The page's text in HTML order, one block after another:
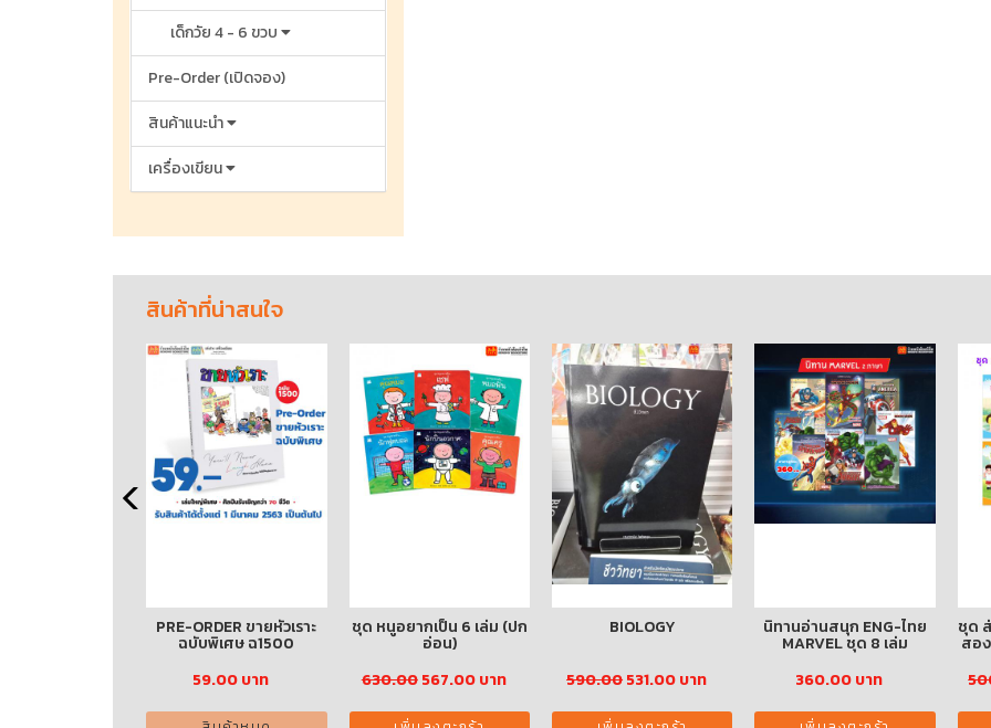
เด็กวัย 4 - 6 ขวบ
Pre-Order (เปิดจอง)
สินค้าแนะนำ
เครื่องเขียน
สินค้าที่น่าสนใจ
PRE-ORDER ขายหัวเราะ
ฉบับพิเศษ ฉ1500
59.00 บาท
ชุด หนูอยากเป็น 6 เล่ม (ปก
อ่อน)
630.00567.00 บาท
BIOLOGY
590.00531.00 บาท
นิทานอ่านสนุก ENG-ไทย
MARVEL ชุด 8 เล่ม
360.00 บาท
ชุด
สอ